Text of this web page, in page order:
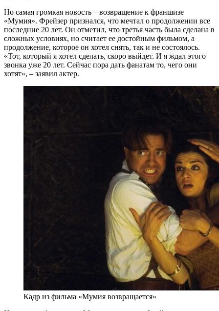
Но самая громкая новость – возвращение к франшизе
«Мумия». Фрейзер признался, что мечтал о продолжении все
последние 20 лет. Он отметил, что третья часть была сделана в
сложных условиях, но считает ее достойным фильмом, а
продолжение, которое он хотел снять, так и не состоялось.
«Тот, который я хотел сделать, скоро выйдет. И я ждал этого
звонка уже 20 лет. Сейчас пора дать фанатам то, чего они
хотят», – заявил актер.
Кадр из фильма «Мумия возвращается»